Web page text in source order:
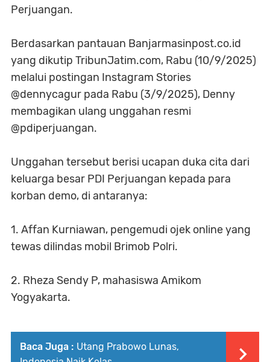
Perjuangan.
Berdasarkan pantauan Banjarmasinpost.co.id
yang dikutip TribunJatim.com, Rabu (10/9/2025)
melalui postingan Instagram Stories
@dennycagur pada Rabu (3/9/2025), Denny
membagikan ulang unggahan resmi
@pdiperjuangan.
Unggahan tersebut berisi ucapan duka cita dari
keluarga besar PDI Perjuangan kepada para
korban demo, di antaranya:
1. Affan Kurniawan, pengemudi ojek online yang
tewas dilindas mobil Brimob Polri.
2. Rheza Sendy P, mahasiswa Amikom
Yogyakarta.
Baca Juga : Utang Prabowo Lunas,